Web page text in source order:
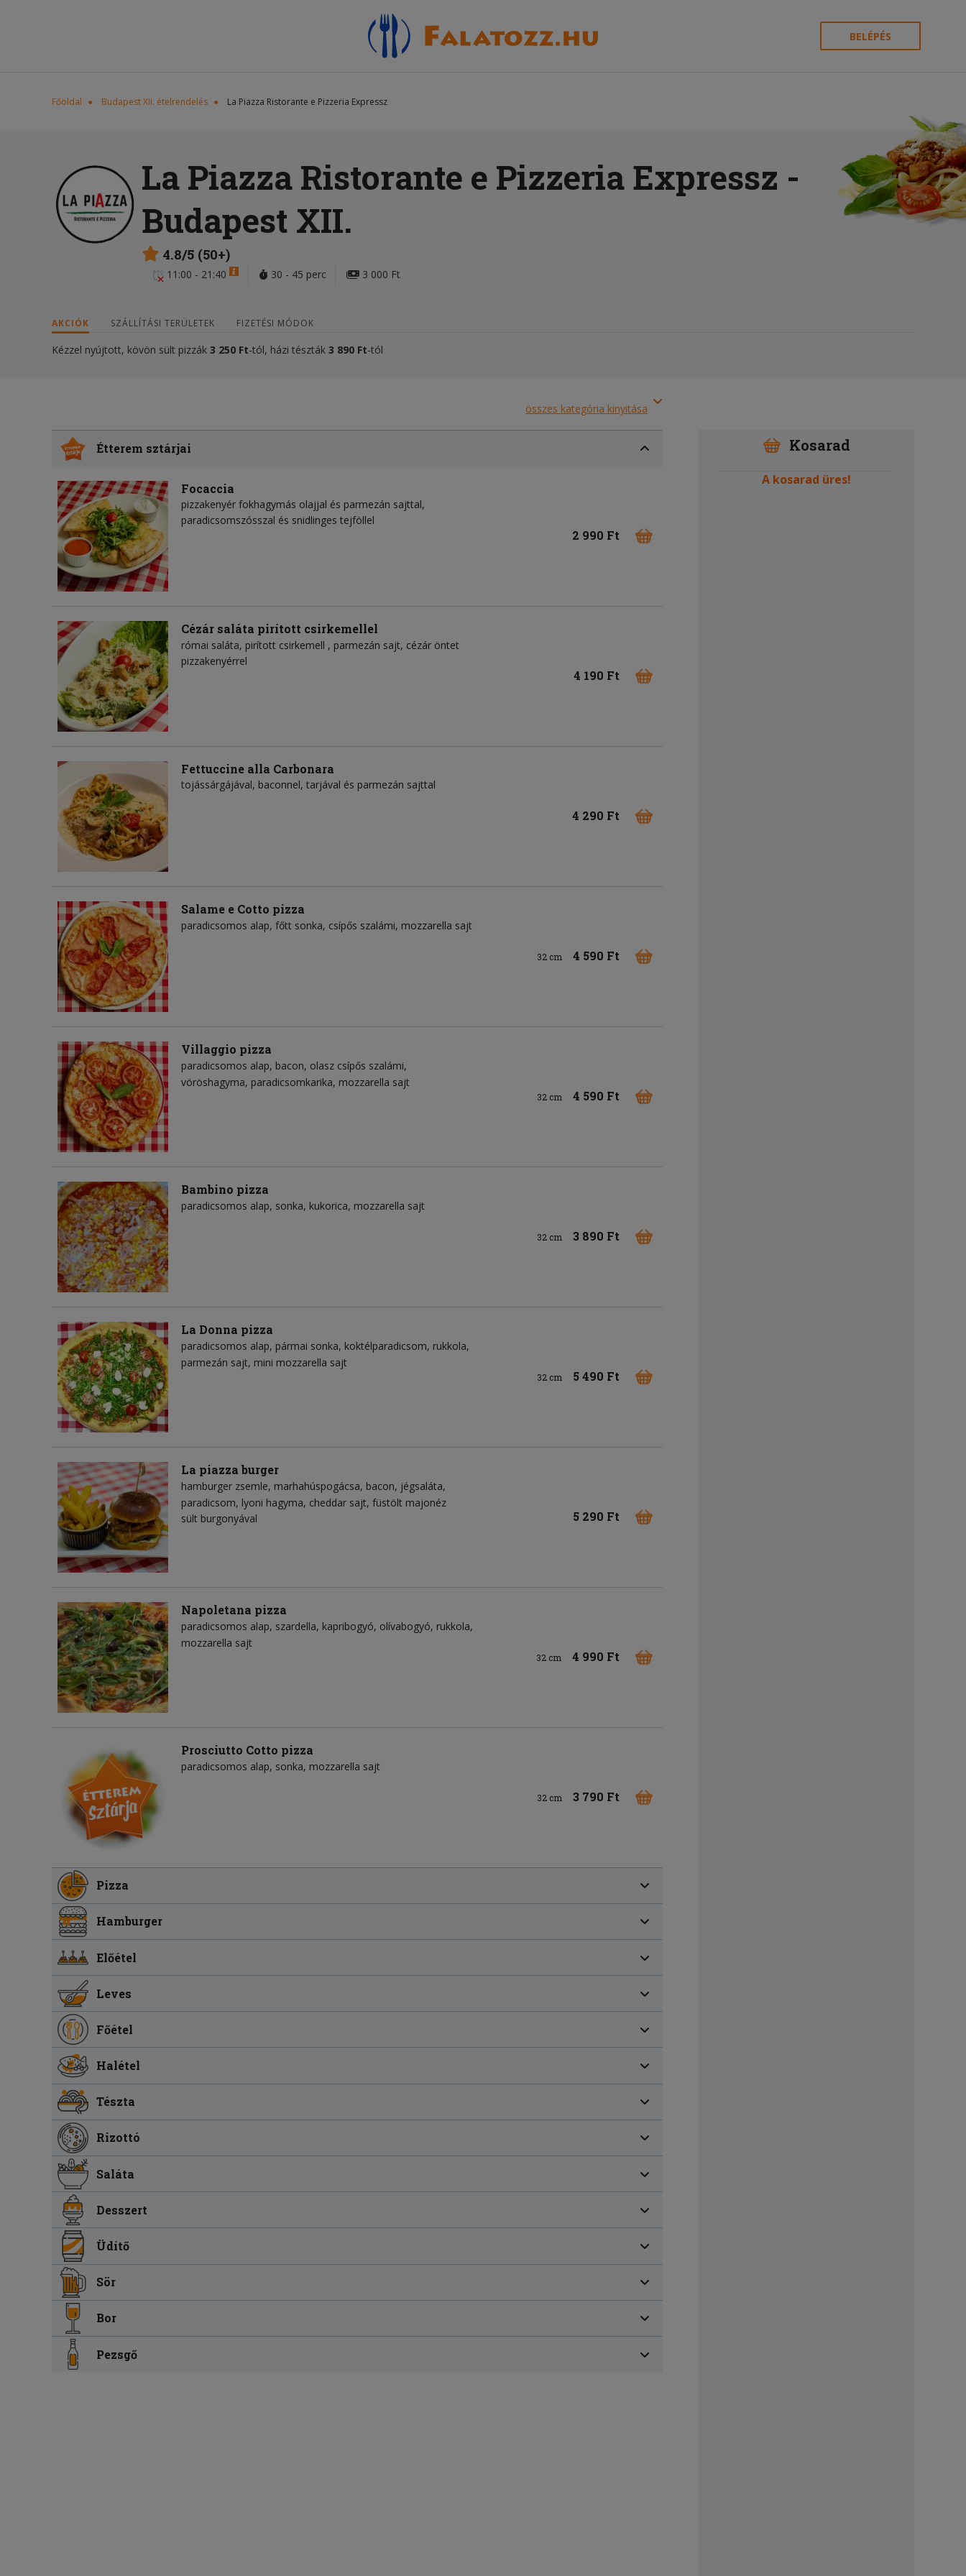
BELÉPÉS
Főoldal Budapest XII. ételrendelés La Piazza Ristorante e Pizzeria Expressz
La Piazza Ristorante e Pizzeria Expressz -
Budapest XII.
4.8/5 (50+)
11:00 - 21:40 30 - 45 perc 3 000 Ft
AKCIÓK SZÁLLÍTÁSI TERÜLETEK FIZETÉSI MÓDOK
Kézzel nyújtott, kövön sült pizzák 3 250 Ft-tól, házi tészták 3 890 Ft-tól
összes kategória kinyitása
Étterem sztárjai
Focaccia
pizzakenyér fokhagymás olajjal és parmezán sajttal,
paradicsomszósszal és snidlinges tejföllel
2 990 Ft
Cézár saláta pirított csirkemellel
római saláta pirított csirkemell parmezán sajt cézár öntet
pizzakenyérrel
4 190 Ft
Fettuccine alla Carbonara
tojássárgájával, baconnel, tarjával és parmezán sajttal
4 290 Ft
Salame e Cotto pizza
paradicsomos alap főtt sonka csípős szalámi mozzarella sajt
32 cm 4 590 Ft
Villaggio pizza
paradicsomos alap bacon olasz csípős szalámi
vöröshagyma paradicsomkarika mozzarella sajt
32 cm 4 590 Ft
Bambino pizza
paradicsomos alap sonka kukorica mozzarella sajt
32 cm 3 890 Ft
La Donna pizza
paradicsomos alap pármai sonka koktélparadicsom rukkola
parmezán sajt mini mozzarella sajt
32 cm 5 490 Ft
La piazza burger
hamburger zsemle marhahúspogácsa bacon jégsaláta
paradicsom lyoni hagyma cheddar sajt füstölt majonéz
sült burgonyával
5 290 Ft
Napoletana pizza
paradicsomos alap szardella kapribogyó olívabogyó rukkola
mozzarella sajt
32 cm 4 990 Ft
Prosciutto Cotto pizza
paradicsomos alap sonka mozzarella sajt
32 cm 3 790 Ft
Pizza
Hamburger
Előétel
Leves
Főétel
Halétel
Tészta
Rizottó
Saláta
Desszert
Üdítő
Sör
Bor
Pezsgő
Kosarad
A kosarad üres!